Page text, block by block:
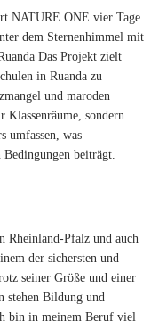
NATURE ONE vier Tage
dem Sternenhimmel mit
Das Projekt zielt
in Ruanda zu
und maroden
Klassenräume, sondern
umfassen, was
Bedingungen beiträgt.
Rheinland-Pfalz und auch
der sichersten und
seiner Größe und einer
stehen Bildung und
bin in meinem Beruf viel